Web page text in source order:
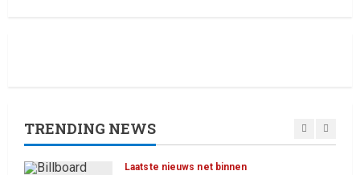
TRENDING NEWS
1
Laatste nieuws net binnen